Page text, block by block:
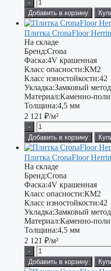
-
Добавить в корзину
Плитка CronaFloor
На складе
Бренд:Crona
Фаска:4V крашенная
Класс опасности:КМ2
Класс изностойкости:42
Укладка:Замковый
Материал:Каменно-
Толщина:4,5 мм
2 121 ₽/м²
-
Добавить в корзину
Плитка CronaFloor
На складе
Бренд:Crona
Фаска:4V крашенная
Класс опасности:КМ2
Класс изностойкости:42
Укладка:Замковый
Материал:Каменно-
Толщина:4,5 мм
2 121 ₽/м²
-
Добавить в корзину